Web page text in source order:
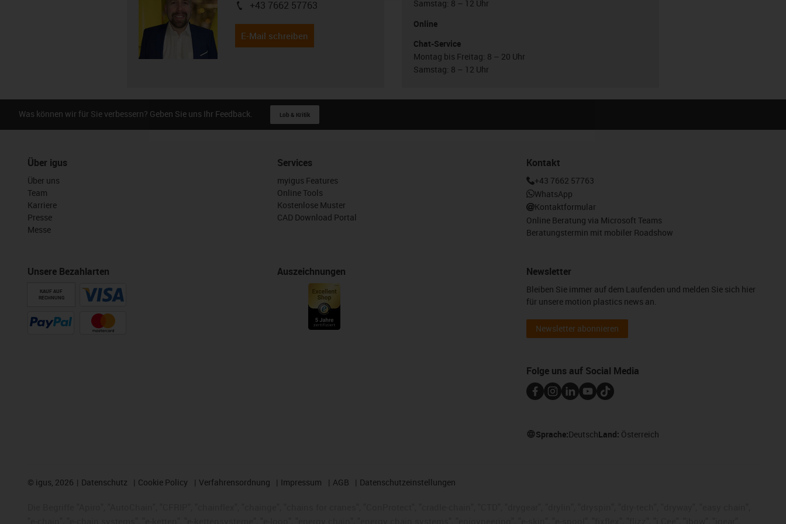
igus-icon-phone
+43 7662 57763
E-Mail schreiben
Samstag: 8 – 12 Uhr
Online
Chat-Service
Montag bis Freitag: 8 – 20 Uhr
Samstag: 8 – 12 Uhr
Was können wir für Sie verbessern? Geben Sie uns Ihr Feedback. Lob & Kritik
Über igus
Über uns
Team
Karriere
Presse
Messe
Unsere Bezahlarten
KAUF AUF
RECHNUNG
Services
myigus Features
Online Tools
Kostenlose Muster
CAD Download Portal
Auszeichnungen
Kontakt
+43 7662 57763
WhatsApp
Kontaktformular
Online Beratung via Microsoft Teams
Beratungstermin mit mobiler Roadshow
Newsletter
Bleiben Sie immer auf dem Laufenden und melden Sie sich hier
für unsere motion plastics news an.
Newsletter abonnieren
Folge uns auf Social Media
Sprache:DeutschLand: Österreich
© igus, 2026 Datenschutz Cookie Policy Verfahrensordnung Impressum AGB Datenschutzeinstellungen